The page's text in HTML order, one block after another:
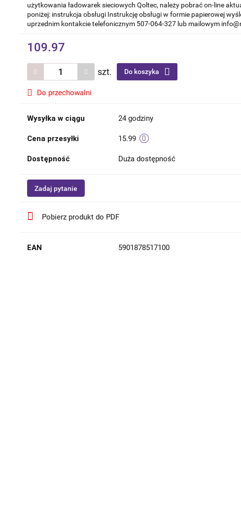
użytkowania ładowarek sieciowych Qoltec, należy pobrać on-line
poniżej: instrukcja obsługi Instrukcję obsługi w formie papierowej
uprzednim kontakcie telefonicznym 507-064-327 lub mailowym
109.97
szt. Do koszyka
Do przechowalni
Wysyłka w ciągu 24 godziny
Cena przesyłki 15.99
Dostępność Duża dostępność
Zadaj pytanie
Pobierz produkt do PDF
EAN 5901878517100